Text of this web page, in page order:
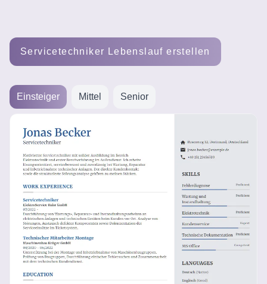
Servicetechniker Lebenslauf erstellen
Einsteiger Mittel Senior